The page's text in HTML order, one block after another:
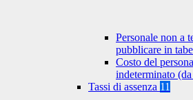
Personale non a
pubblicare in
Costo del
indeterminato
Tassi di assenza 11